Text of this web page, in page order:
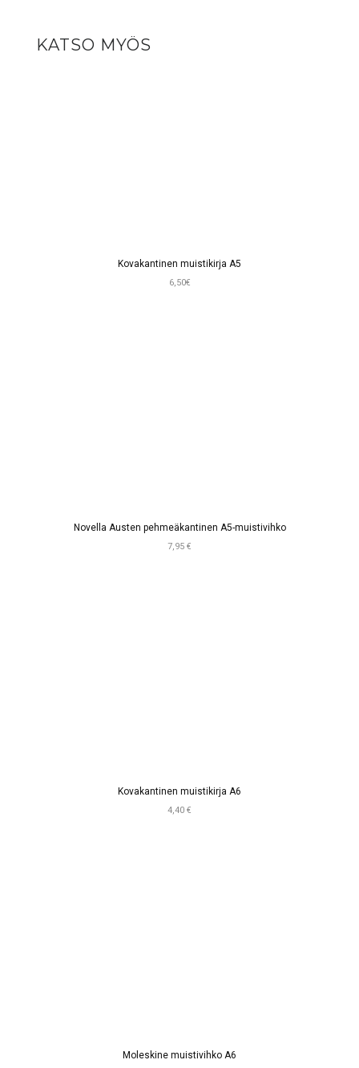
KATSO MYÖS
Kovakantinen muistikirja A5
6,50€
Novella Austen pehmeäkantinen A5-muistivihko
7,95 €
Kovakantinen muistikirja A6
4,40 €
Moleskine muistivihko A6